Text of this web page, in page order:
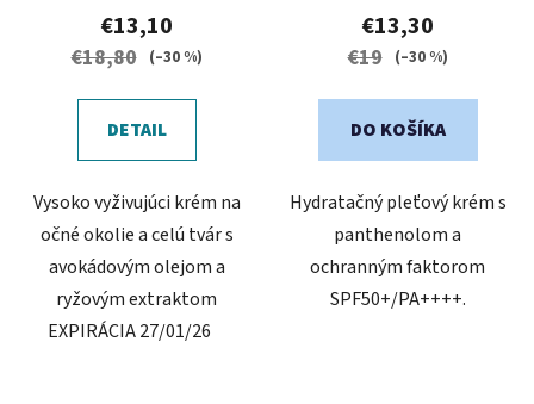
€13,10
€18,80 (–30 %)
DETAIL
Vysoko vyživujúci krém na
očné okolie a celú tvár s
avokádovým olejom a
ryžovým extraktom
EXPIRÁCIA 27/01/26
€13,30
€19 (–30 %)
DO KOŠÍKA
Hydratačný pleťový krém s
panthenolom a
ochranným faktorom
SPF50+/PA++++.